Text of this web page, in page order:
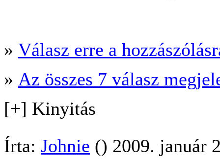
» Válasz erre a
» Az összes 7 válasz
[+] Kinyitás
Írta: Johnie () 2009. január